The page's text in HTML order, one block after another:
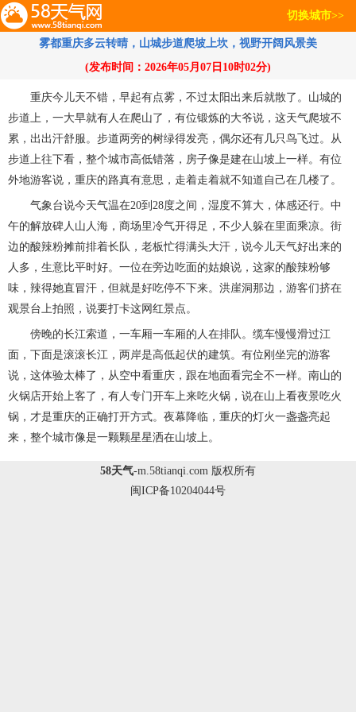
切换城市>>
雾都重庆多云转晴，山城步道爬坡上坎，视野开阔风景美
(发布时间：2026年05月07日10时02分)
重庆今儿天不错，早起有点雾，不过太阳出来后就散了。山城的
步道上，一大早就有人在爬山了，有位锻炼的大爷说，这天气爬坡不
累，出出汗舒服。步道两旁的树绿得发亮，偶尔还有几只鸟飞过。从
步道上往下看，整个城市高低错落，房子像是建在山坡上一样。有位
外地游客说，重庆的路真有意思，走着走着就不知道自己在几楼了。
气象台说今天气温在20到28度之间，湿度不算大，体感还行。中
午的解放碑人山人海，商场里冷气开得足，不少人躲在里面乘凉。街
边的酸辣粉摊前排着长队，老板忙得满头大汗，说今儿天气好出来的
人多，生意比平时好。一位在旁边吃面的姑娘说，这家的酸辣粉够
味，辣得她直冒汗，但就是好吃停不下来。洪崖洞那边，游客们挤在
观景台上拍照，说要打卡这网红景点。
傍晚的长江索道，一车厢一车厢的人在排队。缆车慢慢滑过江
面，下面是滚滚长江，两岸是高低起伏的建筑。有位刚坐完的游客
说，这体验太棒了，从空中看重庆，跟在地面看完全不一样。南山的
火锅店开始上客了，有人专门开车上来吃火锅，说在山上看夜景吃火
锅，才是重庆的正确打开方式。夜幕降临，重庆的灯火一盏盏亮起
来，整个城市像是一颗颗星星洒在山坡上。
58天气-m.58tianqi.com 版权所有
闽ICP备10204044号